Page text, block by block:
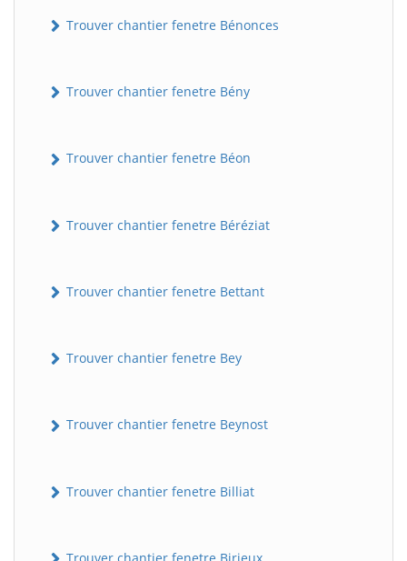
Trouver chantier fenetre Bénonces
Trouver chantier fenetre Bény
Trouver chantier fenetre Béon
Trouver chantier fenetre Béréziat
Trouver chantier fenetre Bettant
Trouver chantier fenetre Bey
Trouver chantier fenetre Beynost
Trouver chantier fenetre Billiat